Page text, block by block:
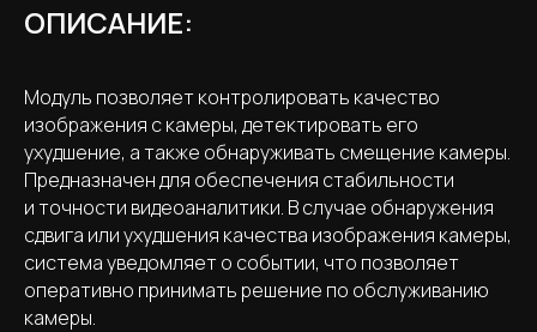
ОПИСАНИЕ:
Модуль позволяет контролировать качество
изображения с камеры, детектировать его
ухудшение, а также обнаруживать смещение камеры.
Предназначен для обеспечения стабильности
и точности видеоаналитики. В случае обнаружения
сдвига или ухудшения качества изображения камеры,
система уведомляет о событии, что позволяет
оперативно принимать решение по обслуживанию
камеры.